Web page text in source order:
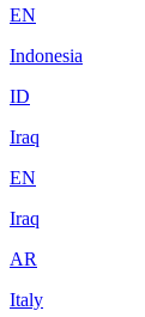
EN
Indonesia
ID
Iraq
EN
Iraq
AR
Italy